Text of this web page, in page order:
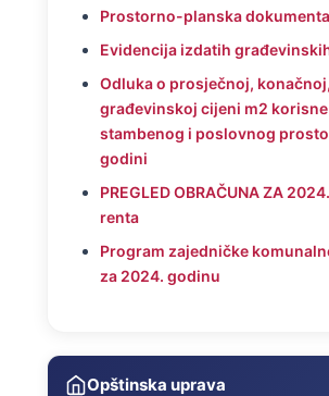
Prostorno-planska
Evidencija izdatih
Odluka o prosječnoj, konačnoj,
građevinskoj cijeni m2
stambenog i poslovnog
godini
PREGLED OBRAČUNA ZA
renta
Program zajedničke
za 2024. godinu
Opštinska uprava